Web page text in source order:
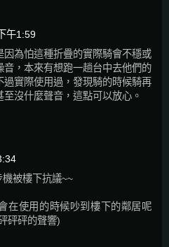
午1:59
因為怕這種折疊的實際騎會不穩或
音，本來有想跑一趟台中去他們的
過實際使用過，發現騎的時候騎再
沒什麼聲音，這點可以放心。
被樓下抗議~~
在使用的時候吵到樓下的鄰居呢
砰砰的聲響)